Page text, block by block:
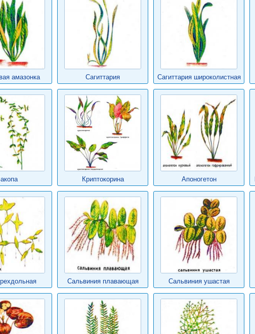
амазонка Сагиттария Сагиттария широколистная
Криптокорина Апоногетон
Сальвиния плавающая Сальвиния ушастая